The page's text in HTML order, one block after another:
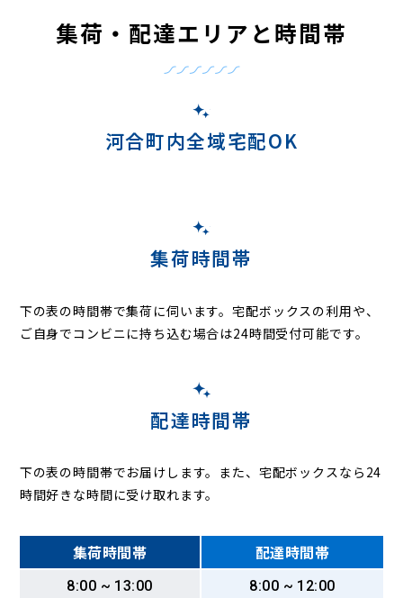
集荷・配達エリアと時間帯
河合町内全域宅配OK
集荷時間帯
下の表の時間帯で集荷に伺います。宅配ボックスの利用や、
ご自身でコンビニに持ち込む場合は24時間受付可能です。
配達時間帯
下の表の時間帯でお届けします。また、宅配ボックスなら24
時間好きな時間に受け取れます。
集荷時間帯 配達時間帯
8:00 ~ 13:00
8:00 ~ 12:00